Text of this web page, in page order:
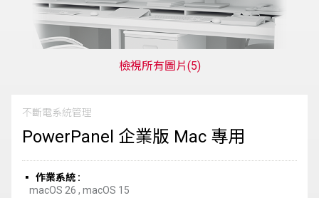
檢視所有圖片(5)
不斷電系統管理
PowerPanel 企業版 Mac 專用
作業系統
macOS 26 , macOS 15